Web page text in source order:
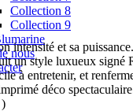
Collection 8
Collection 9
nous
intensité et sa
un style luxueux signé
à entretenir, et
déco